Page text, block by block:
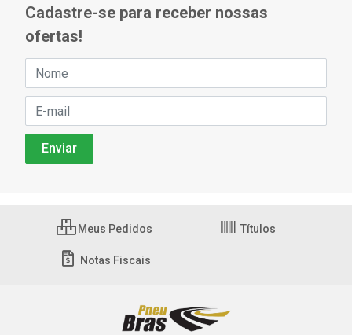
Cadastre-se para receber nossas
ofertas!
Meus Pedidos Títulos
Notas Fiscais